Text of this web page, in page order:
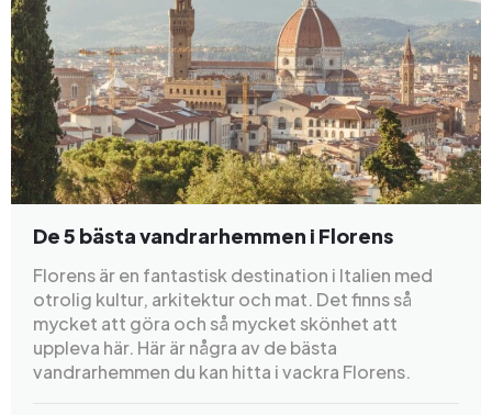
De 5 bästa vandrarhemmen i Florens
Florens är en fantastisk destination i Italien med
otrolig kultur, arkitektur och mat. Det finns så
mycket att göra och så mycket skönhet att
uppleva här. Här är några av de bästa
vandrarhemmen du kan hitta i vackra Florens.